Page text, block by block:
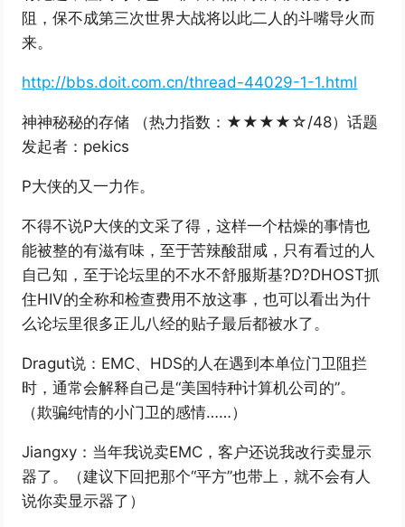
阻，保不成第三次世界大战将以此二人的斗嘴导火而
来。
http://bbs.doit.com.cn/thread-44029-1-1.html
神神秘秘的存储 （热力指数：★★★★☆/48）话题
发起者：pekics
P大侠的又一力作。
不得不说P大侠的文采了得，这样一个枯燥的事情也
能被整的有滋有味，至于苦辣酸甜咸，只有看过的人
自己知，至于论坛里的不水不舒服斯基?D?DHOST抓
住HIV的全称和检查费用不放这事，也可以看出为什
么论坛里很多正儿八经的贴子最后都被水了。
Dragut说：EMC、HDS的人在遇到本单位门卫阻拦
时，通常会解释自己是“美国特种计算机公司的”。
（欺骗纯情的小门卫的感情……）
Jiangxy：当年我说卖EMC，客户还说我改行卖显示
器了。（建议下回把那个“平方”也带上，就不会有人
说你卖显示器了）